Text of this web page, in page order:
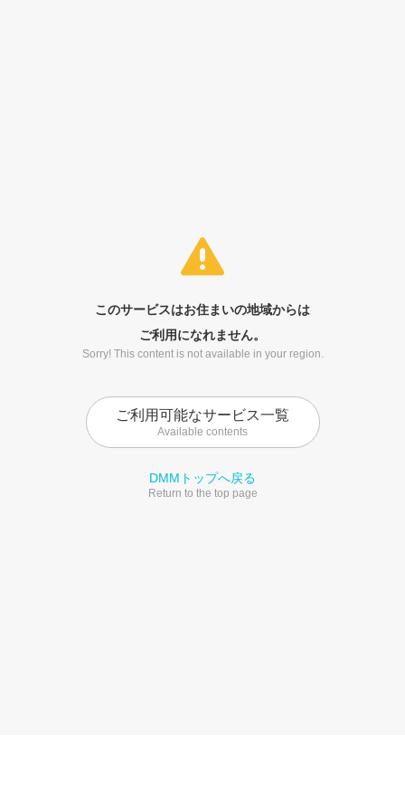
このサービスはお住まいの地域からは
ご利用になれません。
Sorry! This content is not available in your region.
ご利用可能なサービス一覧
Available contents
DMMトップへ戻る
Return to the top page